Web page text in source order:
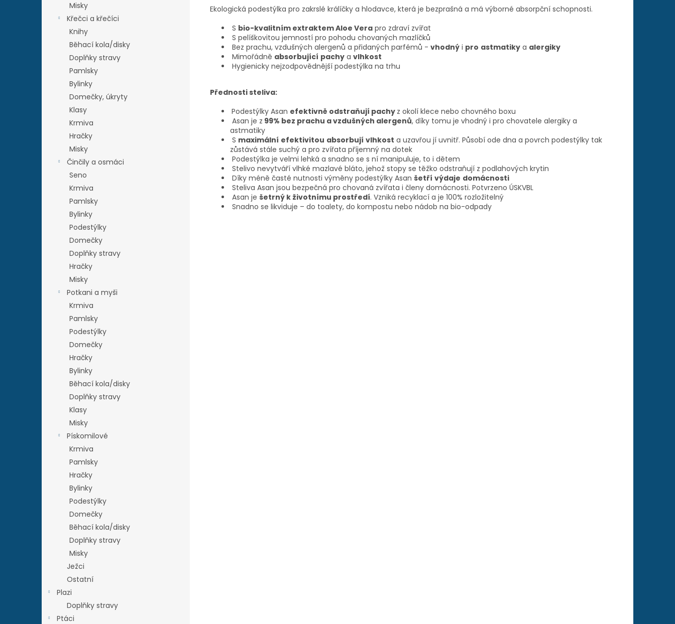
Misky
Křečci a křečíci
Knihy
Běhací kola/disky
Doplňky stravy
Pamlsky
Bylinky
Domečky, úkryty
Klasy
Krmiva
Hračky
Misky
Činčily a osmáci
Seno
Krmiva
Pamlsky
Bylinky
Podestýlky
Domečky
Doplňky stravy
Hračky
Misky
Potkani a myši
Krmiva
Pamlsky
Podestýlky
Domečky
Hračky
Bylinky
Běhací kola/disky
Doplňky stravy
Klasy
Misky
Pískomilové
Krmiva
Pamlsky
Hračky
Bylinky
Podestýlky
Domečky
Běhací kola/disky
Doplňky stravy
Misky
Ježci
Ostatní
Plazi
Doplňky stravy
Ptáci
Ekologická podestýlka pro zakrslé králíčky a hlodavce, která je bezprašná a má výborné absorpční schopnosti.
S bio-kvalitním extraktem Aloe Vera pro zdraví zvířat
S pelíškovitou jemností pro pohodu chovaných mazlíčků
Bez prachu, vzdušných alergenů a přidaných parfémů - vhodný i pro astmatiky a alergiky
Mimořádně absorbující pachy a vlhkost
Hygienicky nejzodpovědnější podestýlka na trhu
Přednosti steliva:
Podestýlky Asan efektivně odstraňují pachy z okolí klece nebo chovného boxu
Asan je z 99% bez prachu a vzdušných alergenů, díky tomu je vhodný i pro chovatele alergiky a
astmatiky
S maximální efektivitou absorbují vlhkost a uzavřou jí uvnitř. Působí ode dna a povrch podestýlky tak
zůstává stále suchý a pro zvířata příjemný na dotek
Podestýlka je velmi lehká a snadno se s ní manipuluje, to i dětem
Stelivo nevytváří vlhké mazlavé bláto, jehož stopy se těžko odstraňují z podlahových krytin
Díky méně časté nutnosti výměny podestýlky Asan šetří výdaje domácnosti
Steliva Asan jsou bezpečná pro chovaná zvířata i členy domácnosti. Potvrzeno ÚSKVBL
Asan je šetrný k životnímu prostředí. Vzniká recyklací a je 100% rozložitelný
Snadno se likviduje – do toalety, do kompostu nebo nádob na bio-odpady